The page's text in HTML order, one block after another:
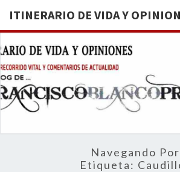
ITINERARIO DE VIDA Y
Navegando Por
Etiqueta: